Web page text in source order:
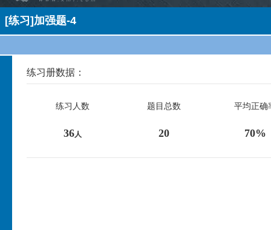
[练习]加强题-4
练习册数据：
练习人数 题目总数 平均正确
36人 20 70%